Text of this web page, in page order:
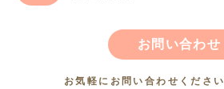
お問い合わせ
お気軽にお問い合わせください